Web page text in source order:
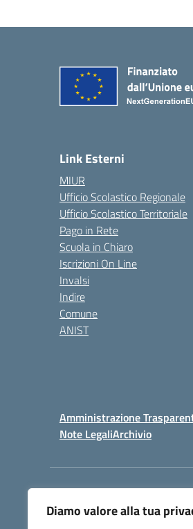
Diamo valore alla tua
Link Esterni
MIUR
Ufficio Scolastico Regionale
Ufficio Scolastico Territoriale
Pago in Rete
Scuola in Chiaro
Iscrizioni On Line
Invalsi
Indire
Comune
ANIST
Amministrazione
Note LegaliArchivio